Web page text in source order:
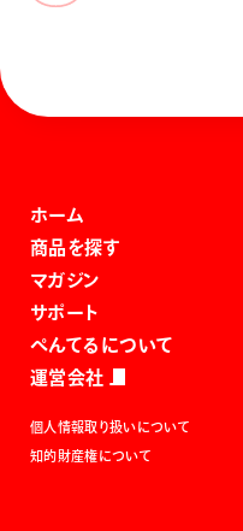
ホーム
商品を探す
マガジン
サポート
ぺんてるについて
運営会社
個人情報取り扱いについて
知的財産権について